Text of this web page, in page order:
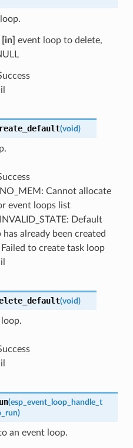
[in] event loop to delete,
(void)
Cannot allocate
event loops list
Default
already been created
Failed to create task loop
(void)
(esp_event_loop_handle_t
)
an event loop.